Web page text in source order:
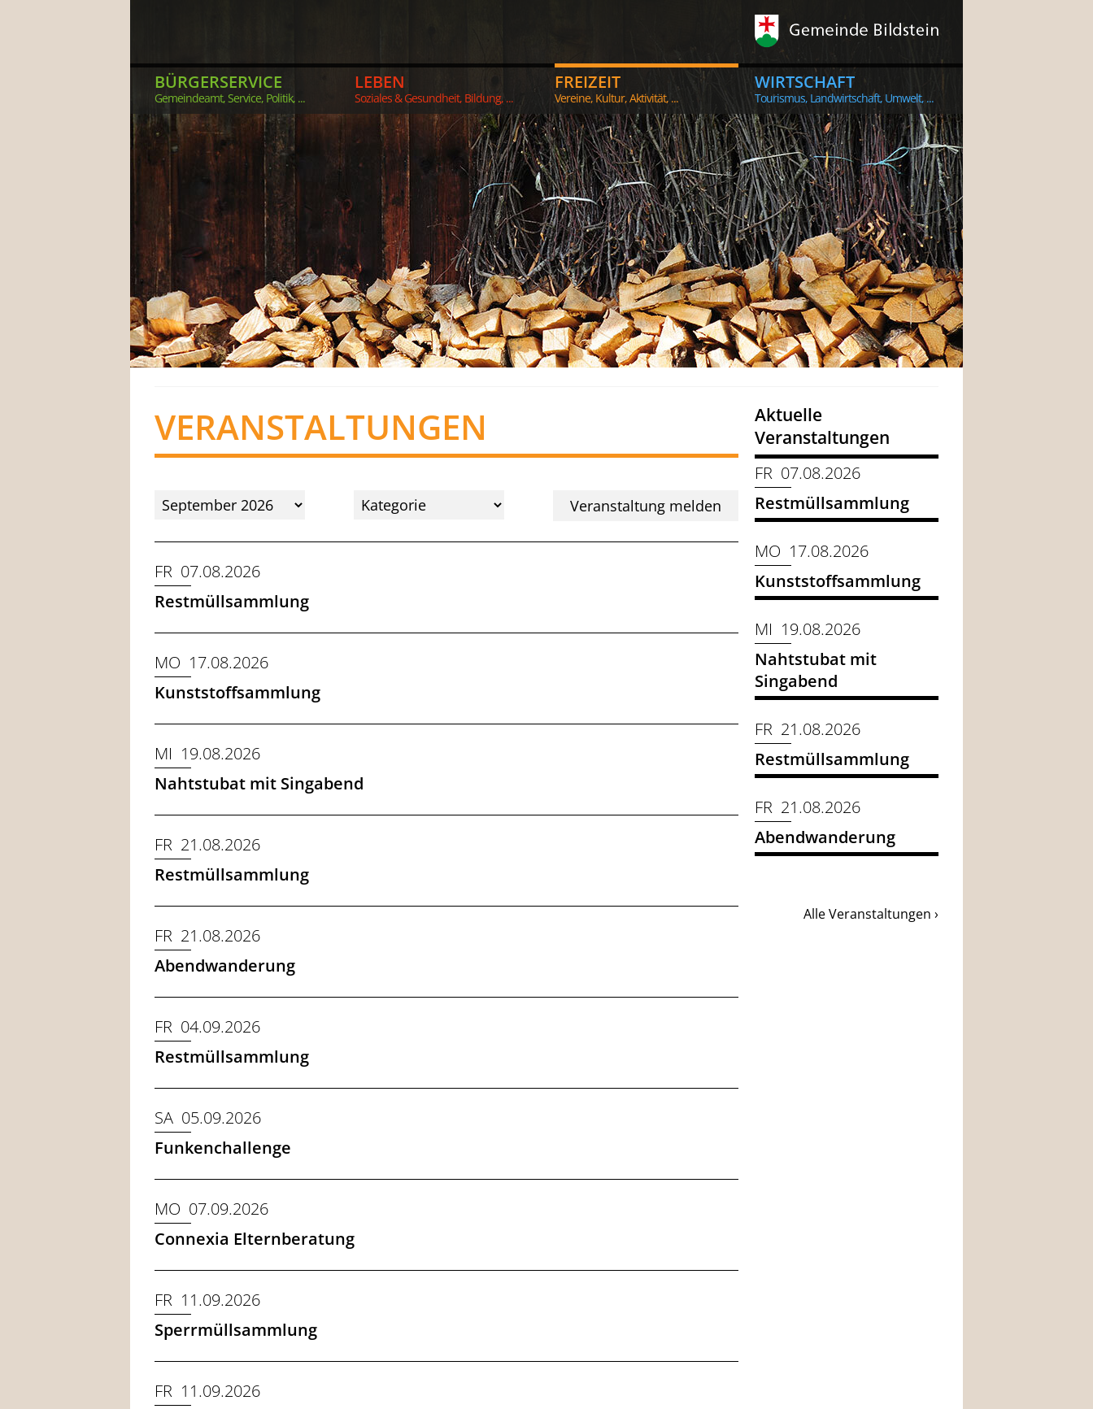
BÜRGERSERVICE
Gemeindeamt, Service, Politik, ...
LEBEN
Soziales & Gesundheit, Bildung, ...
FREIZEIT
Vereine, Kultur, Aktivität, ...
WIRTSCHAFT
Tourismus, Landwirtschaft, Umwelt, ...
VERANSTALTUNGEN
Veranstaltung melden
FR 07.08.2026
Restmüllsammlung
MO 17.08.2026
Kunststoffsammlung
MI 19.08.2026
Nahtstubat mit Singabend
FR 21.08.2026
Restmüllsammlung
FR 21.08.2026
Abendwanderung
FR 04.09.2026
Restmüllsammlung
SA 05.09.2026
Funkenchallenge
MO 07.09.2026
Connexia Elternberatung
FR 11.09.2026
Sperrmüllsammlung
FR 11.09.2026
Aktuelle
Veranstaltungen
FR 07.08.2026
Restmüllsammlung
MO 17.08.2026
Kunststoffsammlung
MI 19.08.2026
Nahtstubat mit
Singabend
FR 21.08.2026
Restmüllsammlung
FR 21.08.2026
Abendwanderung
Alle Veranstaltungen ›